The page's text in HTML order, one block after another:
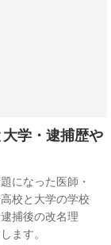
学・逮捕歴や
になった医師・
校と大学の学校
捕後の改名理
ます。